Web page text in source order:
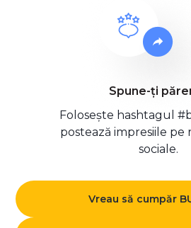
Spune-ți
Folosește hashtagul
postează impresiile
sociale.
Vreau să cumpăr